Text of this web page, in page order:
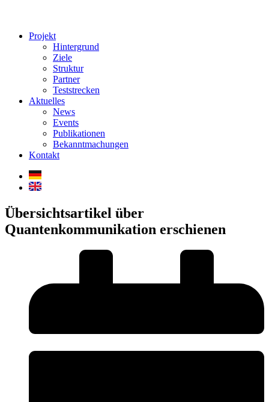
Projekt
Hintergrund
Ziele
Struktur
Partner
Teststrecken
Aktuelles
News
Events
Publikationen
Bekanntmachungen
Kontakt
Übersichtsartikel über
Quantenkommunikation erschienen